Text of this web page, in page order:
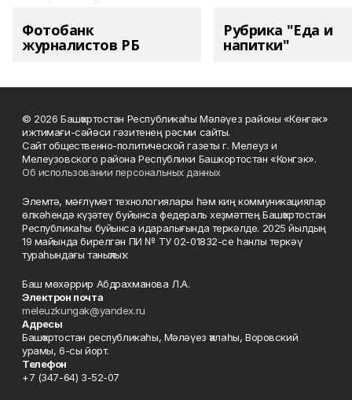
Фотобанк
журналистов РБ
Рубрика "Еда и
напитки"
© 2026 Башҡортостан Республикаһы Мәләүез районы «Көнгәк»
ижтимағи-сәйәси гәзитенең рәсми сайты.
Сайт общественно-политической газеты г. Мелеуз и
Мелеузовского района Республики Башкортостан «Конгэк».
Об использовании персональных данных
Элемтә, мәғлүмәт технологиялары һәм киң коммуникациялар
өлкәһендә күҙәтеү буйынса федераль хеҙмәттең Башҡортостан
Республикаһы буйынса идаралығында теркәлде. 2025 йылдың
19 майында бирелгән ПИ № ТУ 02-01832-се һанлы теркәү
тураһындағы таныҡлыҡ.
Баш мөхәррир Абдрахманова Л.А.
Электрон почта
meleuzkungak@yandex.ru
Адресы
Башҡортостан республикаһы, Мәләүез ҡалаһы, Воровский
урамы, 6-сы йорт.
Телефон
+7 (347-64) 3-52-07